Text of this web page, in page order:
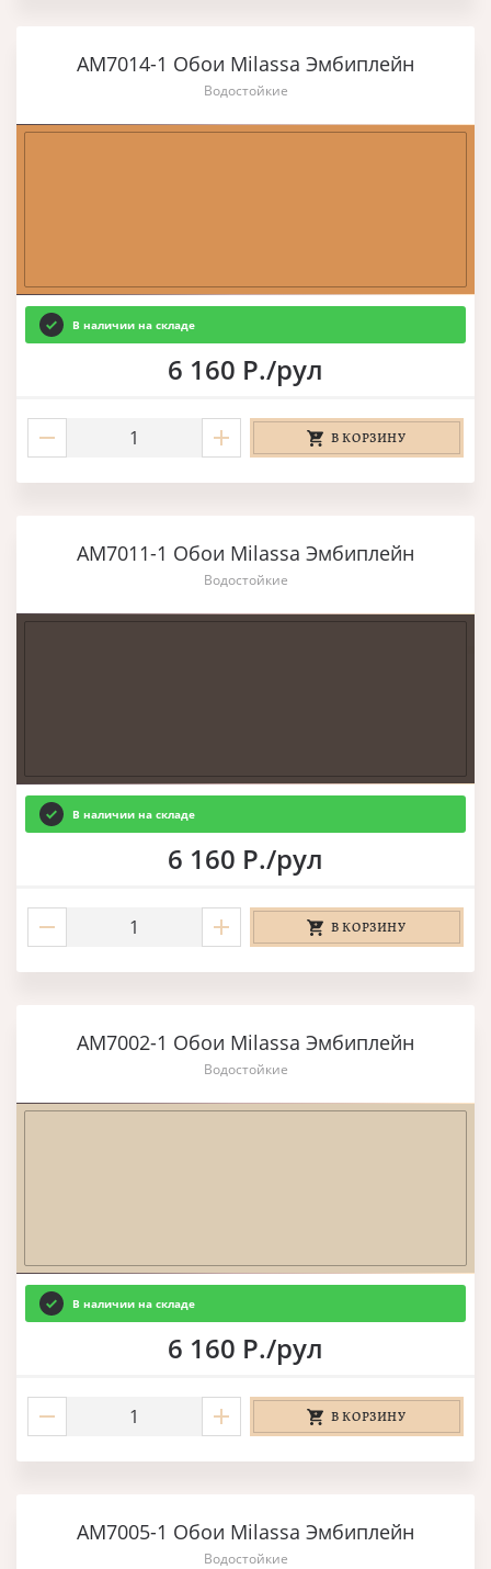
AM7014-1 Обои Milassa Эмбиплейн
Водостойкие
В наличии на складе
6 160 Р./рул
В КОРЗИНУ
AM7011-1 Обои Milassa Эмбиплейн
Водостойкие
В наличии на складе
6 160 Р./рул
В КОРЗИНУ
AM7002-1 Обои Milassa Эмбиплейн
Водостойкие
В наличии на складе
6 160 Р./рул
В КОРЗИНУ
AM7005-1 Обои Milassa Эмбиплейн
Водостойкие